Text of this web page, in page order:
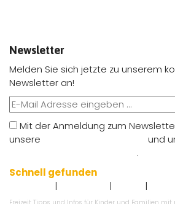
Newsletter
Melden Sie sich jetzte zu unserem
Newsletter an!
Mit der Anmeldung zum
unsere
und
.
Schnell gefunden
| | |